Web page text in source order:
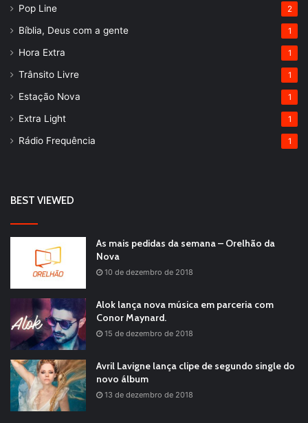
Pop Line 2
Bíblia, Deus com a gente 1
Hora Extra 1
Trânsito Livre 1
Estação Nova 1
Extra Light 1
Rádio Frequência 1
BEST VIEWED
As mais pedidas da semana – Orelhão da
Nova
10 de dezembro de 2018
Alok lança nova música em parceria com
Conor Maynard.
15 de dezembro de 2018
Avril Lavigne lança clipe de segundo single do
novo álbum
13 de dezembro de 2018